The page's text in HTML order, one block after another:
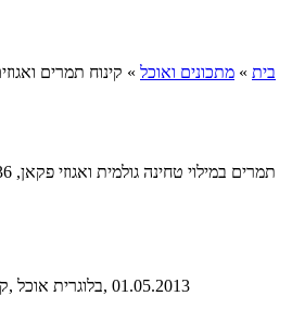
בית » מתכונים ואוכל » קינוח תמרים
, בלוגרית אוכל, 01.05.2013